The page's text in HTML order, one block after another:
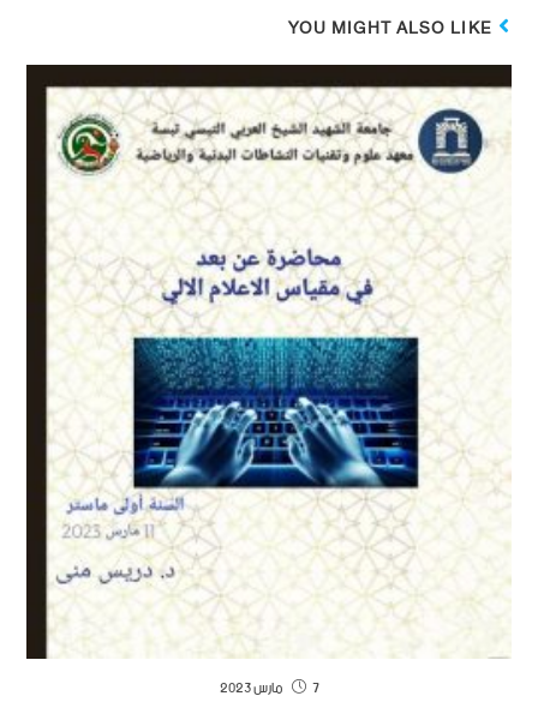
YOU MIGHT ALSO LIKE
7 مارس 2023